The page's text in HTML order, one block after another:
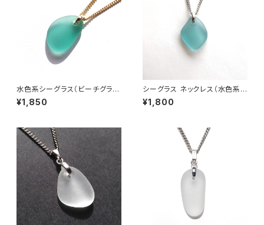
水色系シーグラス（ビーチグラ
ス） ネックレス BN-94
¥1,850
シーグラス ネックレス（水色系）
MN-33
¥1,800